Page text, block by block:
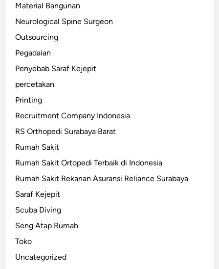
Material Bangunan
Neurological Spine Surgeon
Outsourcing
Pegadaian
Penyebab Saraf Kejepit
percetakan
Printing
Recruitment Company Indonesia
RS Orthopedi Surabaya Barat
Rumah Sakit
Rumah Sakit Ortopedi Terbaik di Indonesia
Rumah Sakit Rekanan Asuransi Reliance Surabaya
Saraf Kejepit
Scuba Diving
Seng Atap Rumah
Toko
Uncategorized